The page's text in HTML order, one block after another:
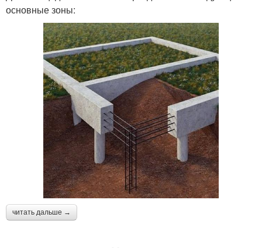
основные зоны:
читать дальше →